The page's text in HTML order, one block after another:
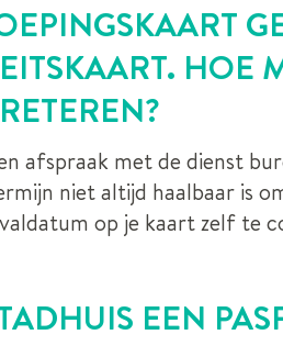
HOE
afspraak met de dienst
niet altijd haalbaar is
op je kaart zelf te
EEN